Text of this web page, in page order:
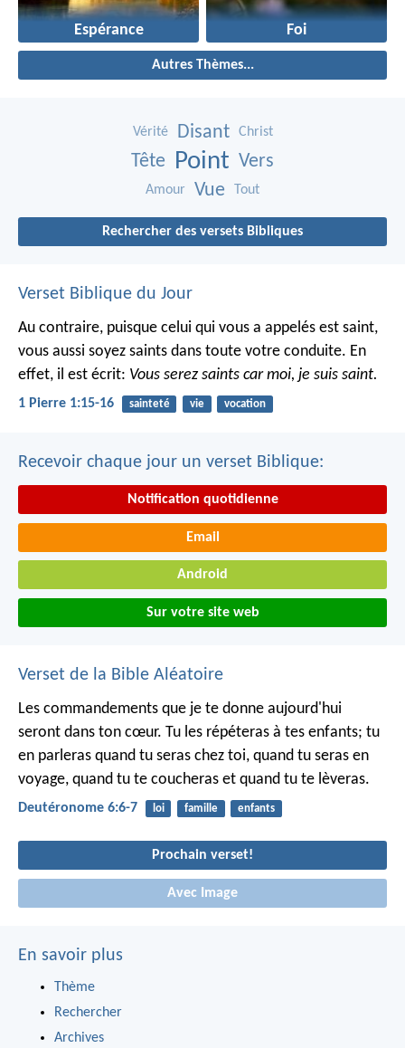
Espérance Foi
Autres Thèmes...
Vérité Disant Christ
Tête Point Vers
Amour Vue Tout
Rechercher des versets Bibliques
Verset Biblique du Jour
Au contraire, puisque celui qui vous a appelés est saint,
vous aussi soyez saints dans toute votre conduite. En
effet, il est écrit: Vous serez saints car moi, je suis saint.
1 Pierre 1:15-16 sainteté vie vocation
Recevoir chaque jour un verset Biblique:
Notification quotidienne
Email
Android
Sur votre site web
Verset de la Bible Aléatoire
Les commandements que je te donne aujourd'hui
seront dans ton cœur. Tu les répéteras à tes enfants; tu
en parleras quand tu seras chez toi, quand tu seras en
voyage, quand tu te coucheras et quand tu te lèveras.
Deutéronome 6:6-7 loi famille enfants
Prochain verset!
Avec Image
En savoir plus
Thème
Rechercher
Archives